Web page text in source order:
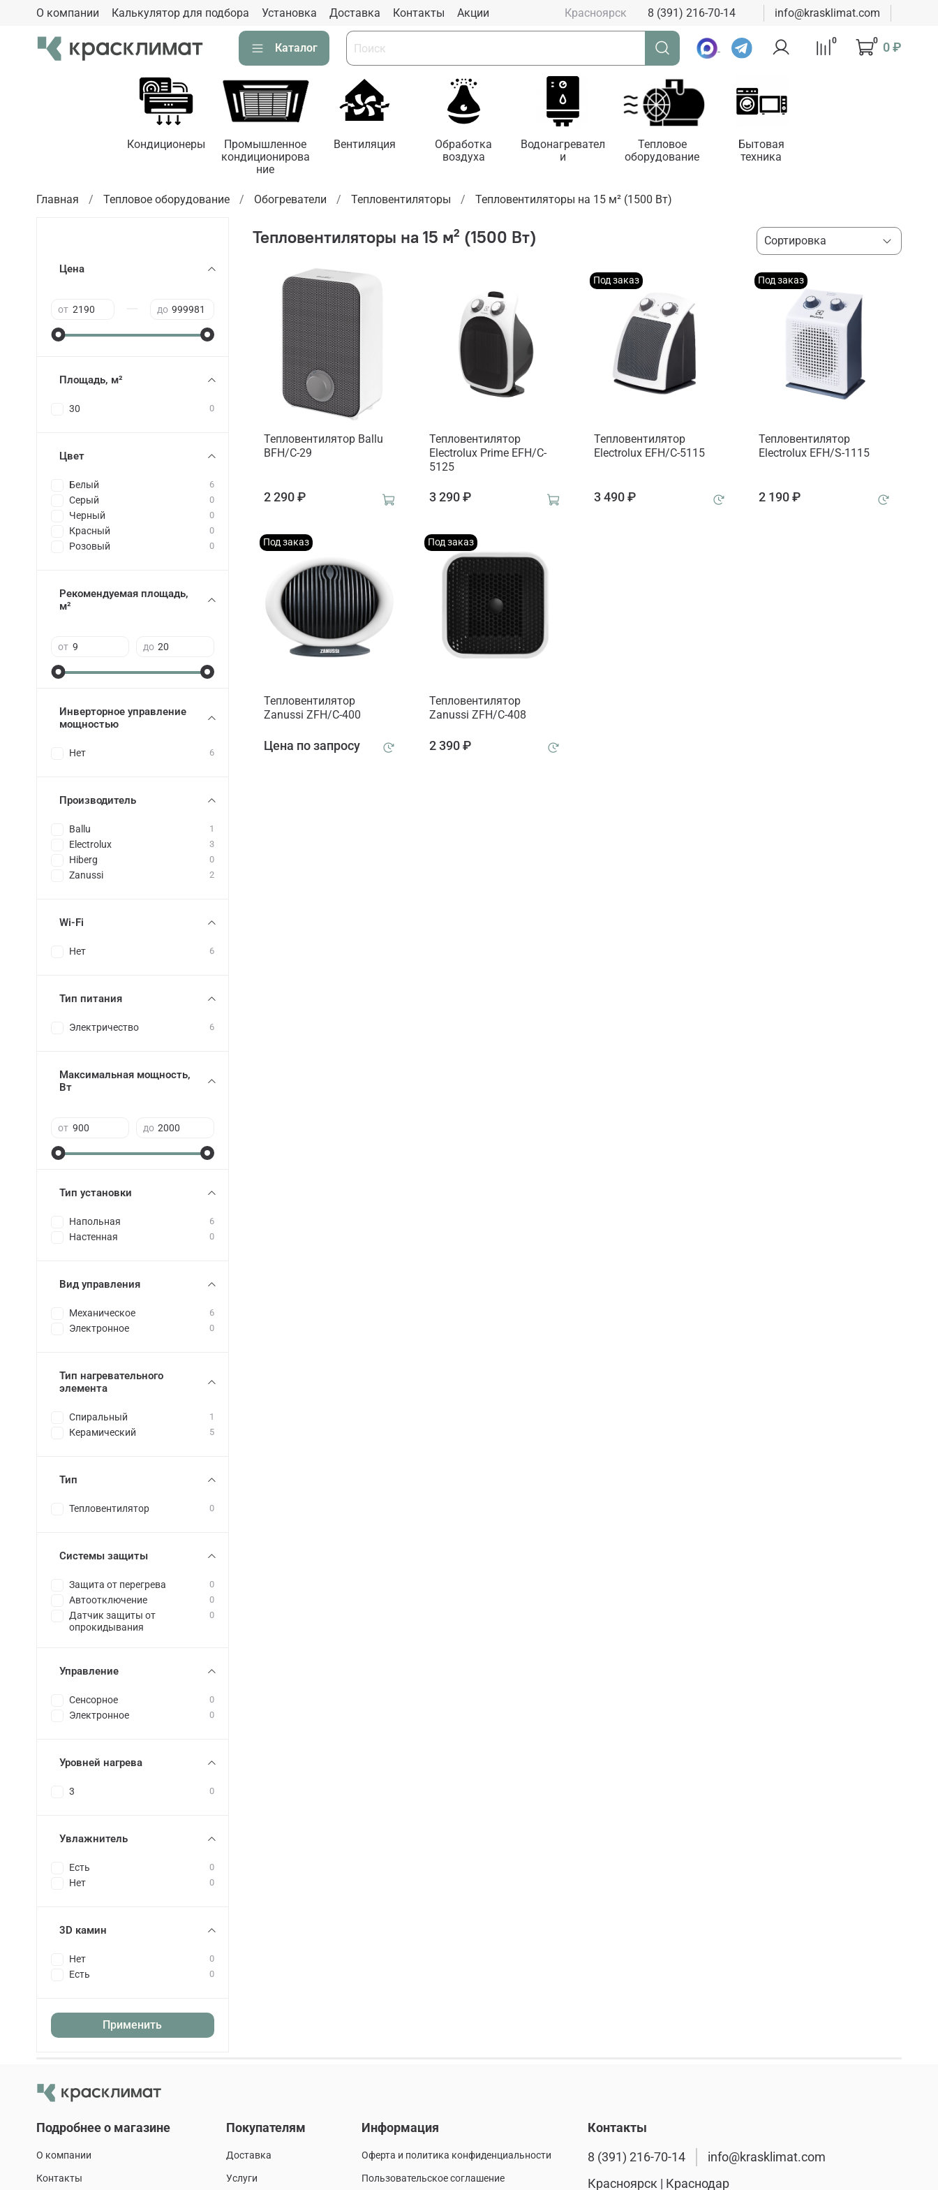
О компании Калькулятор для подбора Установка Доставка Контакты Aкции Красноярск 8 (391) 216-70-14 info@krasklimat.com
Каталог
0 0 0 ₽
Кондиционеры
Промышленное
кондиционирова
ние
Вентиляция
Обработка
воздуха
Водонагревател
и
Тепловое
оборудование
Бытовая
техника
Главная Тепловое оборудование Обогреватели Тепловентиляторы Тепловентиляторы на 15 м² (1500 Вт)
Тепловентиляторы на 15 м² (1500 Вт)
Тепловентилятор Ballu
BFH/С-29
2 290 ₽
Тепловентилятор
Electrolux Prime EFH/C-
5125
3 290 ₽
Под заказ
Тепловентилятор
Electrolux EFH/C-5115
3 490 ₽
Под заказ
Тепловентилятор
Electrolux EFH/S-1115
2 190 ₽
Под заказ
Тепловентилятор
Zanussi ZFH/C-400
Цена по запросу
Под заказ
Тепловентилятор
Zanussi ZFH/C-408
2 390 ₽
Цена
от до
Площадь, м²
30 0
Цвет
Белый 6
Серый 0
Черный 0
Красный 0
Розовый 0
Рекомендуемая площадь,
м²
от до
Инверторное управление
мощностью
Нет 6
Производитель
Ballu 1
Electrolux 3
Hiberg 0
Zanussi 2
Wi-Fi
Нет 6
Тип питания
Электричество 6
Максимальная мощность,
Вт
от до
Тип установки
Напольная 6
Настенная 0
Вид управления
Механическое 6
Электронное 0
Тип нагревательного
элемента
Спиральный 1
Керамический 5
Тип
Тепловентилятор 0
Системы защиты
Защита от перегрева 0
Автоотключение 0
Датчик защиты от
опрокидывания
0
Управление
Сенсорное 0
Электронное 0
Уровней нагрева
3 0
Увлажнитель
Есть 0
Нет 0
3D камин
Нет 0
Есть 0
Применить
Подробнее о магазине
О компании
Контакты
Покупателям
Доставка
Услуги
Информация
Оферта и политика конфиденциальности
Пользовательское соглашение
Контакты
8 (391) 216-70-14
info@krasklimat.com
Красноярск | Краснодар